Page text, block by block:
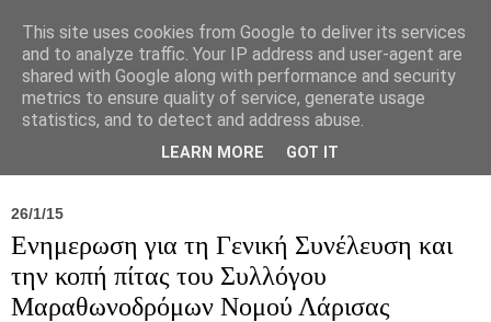
Σύλλογος Ιπποκράτειος
26/1/15
Ενημερωση για τη Γενική Συνέλευση και
την κοπή πίτας του Συλλόγου
Μαραθωνοδρόμων Νομού Λάρισας
This site uses cookies from Google to deliver its services
and to analyze traffic. Your IP address and user-agent are
shared with Google along with performance and security
metrics to ensure quality of service, generate usage
statistics, and to detect and address abuse.
LEARN MORE GOT IT